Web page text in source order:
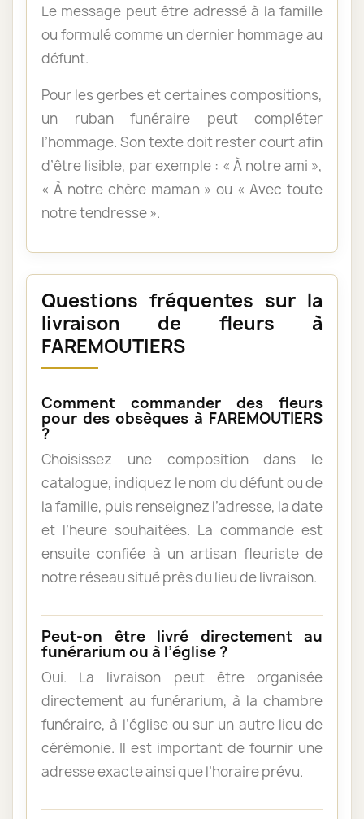
Le message peut être adressé à la famille
ou formulé comme un dernier hommage au
défunt.
Pour les gerbes et certaines compositions,
un ruban funéraire peut compléter
l’hommage. Son texte doit rester court afin
d’être lisible, par exemple : « À notre ami »,
« À notre chère maman » ou « Avec toute
notre tendresse ».
Questions fréquentes sur la
livraison de fleurs à
FAREMOUTIERS
Comment commander des fleurs
pour des obsèques à FAREMOUTIERS
?
Choisissez une composition dans le
catalogue, indiquez le nom du défunt ou de
la famille, puis renseignez l’adresse, la date
et l’heure souhaitées. La commande est
ensuite confiée à un artisan fleuriste de
notre réseau situé près du lieu de livraison.
Peut-on être livré directement au
funérarium ou à l’église ?
Oui. La livraison peut être organisée
directement au funérarium, à la chambre
funéraire, à l’église ou sur un autre lieu de
cérémonie. Il est important de fournir une
adresse exacte ainsi que l’horaire prévu.